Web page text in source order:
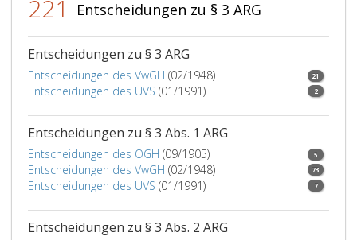
221 Entscheidungen zu § 3 ARG
Entscheidungen zu § 3 ARG
Entscheidungen des VwGH (02/1948) 21
Entscheidungen des UVS (01/1991) 2
Entscheidungen zu § 3 Abs. 1 ARG
Entscheidungen des OGH (09/1905) 5
Entscheidungen des VwGH (02/1948) 73
Entscheidungen des UVS (01/1991) 7
Entscheidungen zu § 3 Abs. 2 ARG